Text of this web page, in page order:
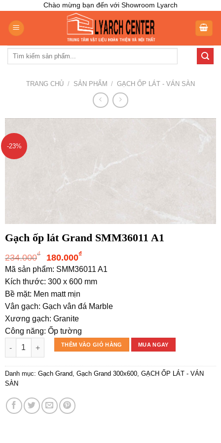
content
Chào mừng bạn đến với Showroom Lyarch
Tìm
TRANG CHỦ / SẢN PHẨM / GẠCH ỐP LÁT - VÁN SÀN
-23%
Gạch ốp lát Grand SMM36011 A1
234.000₫
Giá
gốc
là:
234.000₫.
180.000₫Giá
hiện
tại
180.000₫.
Mã sản phẩm: SMM36011 A1
Kích thước: 300 x 600 mm
Bề mặt: Men matt mịn
Vân gạch: Gạch vân đá Marble
Xương gạch: Granite
Công năng: Ốp tường
Gạch ốp lát Grand SMM36011 A1 số lượng
THÊM VÀO GIỎ HÀNG MUA NGAY
Danh mục: Gạch Grand, Gạch Grand 300x600, GẠCH ỐP LÁT - VÁN
SÀN